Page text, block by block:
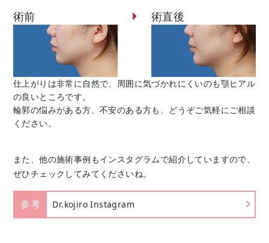
術前 術直後
仕上がりは非常に自然で、周囲に気づかれにくいのも顎ヒアル
の良いところです。
輪郭の悩みがある方、不安のある方も、どうぞご気軽にご相談
ください。
また、他の施術事例もインスタグラムで紹介していますので、
ぜひチェックしてみてくださいね。
参考 Dr.kojiro Instagram